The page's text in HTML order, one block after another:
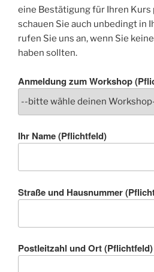
eine Bestätigung für Ihren Kurs
schauen Sie auch unbedingt in
rufen Sie uns an, wenn Sie
haben sollten.
Anmeldung zum Workshop
Ihr Name (Pflichtfeld)
Straße und Hausnummer
Postleitzahl und Ort (Pflichtfeld)